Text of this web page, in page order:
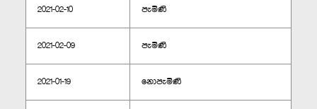
2021-02-10 පැමිණි
2021-02-09 පැමිණි
2021-01-19 නොපැමිණි